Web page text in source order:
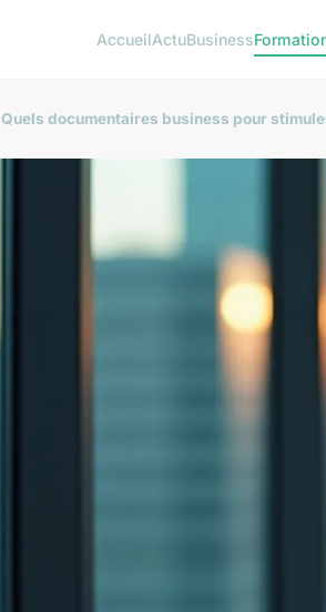
AccueilActuBusiness
Quels documentaires business pour